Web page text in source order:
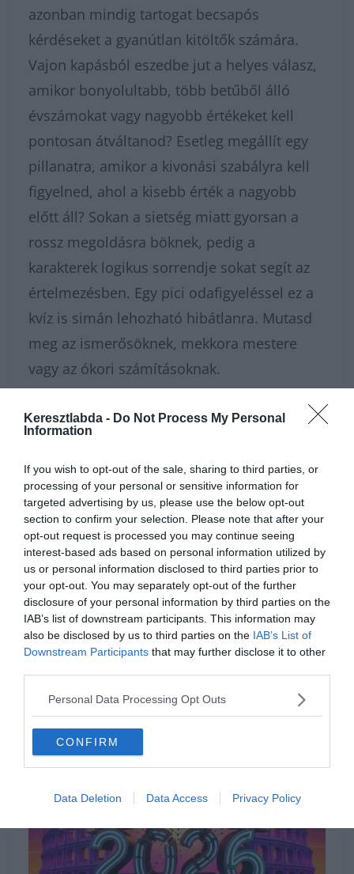
Keresztlabda - Do Not Process My Personal
Information
If you wish to opt-out of the sale, sharing to third parties, or
processing of your personal or sensitive information for
targeted advertising by us, please use the below opt-out
section to confirm your selection. Please note that after your
opt-out request is processed you may continue seeing
interest-based ads based on personal information utilized by
us or personal information disclosed to third parties prior to
your opt-out. You may separately opt-out of the further
disclosure of your personal information by third parties on the
IAB’s list of downstream participants. This information may
also be disclosed by us to third parties on the IAB’s List of
Downstream Participants that may further disclose it to other
Personal Data Processing Opt Outs
CONFIRM
Data Deletion Data Access Privacy Policy
azonban mindig tartogat becsapós
kérdéseket a gyanútlan kitöltők számára.
Vajon kapásból eszedbe jut a helyes válasz,
amikor bonyolultabb, több betűből álló
évszámokat vagy nagyobb értékeket kell
pontosan átváltanod? Esetleg megállít egy
pillanatra, amikor a kivonási szabályra kell
figyelned, ahol a kisebb érték a nagyobb
előtt áll? Sokan a sietség miatt gyorsan a
rossz megoldásra böknek, pedig a
karakterek logikus sorrendje sokat segít az
értelmezésben. Egy pici odafigyeléssel ez a
kvíz is simán lehozható hibátlanra. Mutasd
meg az ismerősöknek, mekkora mestere
vagy az ókori számításoknak.
Ha szeretsz ilyen elgondolkodtató témákon
agyalni, és szívesen dumálnál az
eredményekről másokkal, ugorj be a
Kvízkuckó Facebook csoportunkba! Odabent
egy nagyszerű közösség vár, és minden
napra jut valami új izgalmas kvíz a tagoknak.
Ha pedig rögtön pörgetnéd tovább a
kérdéseket, atudáspróbarovatunkban
rengeteg tesztet találsz. Ha inkább pihennél
egy kicsit a sok fejtörés után, aKeresztlabda
kis videózásra.